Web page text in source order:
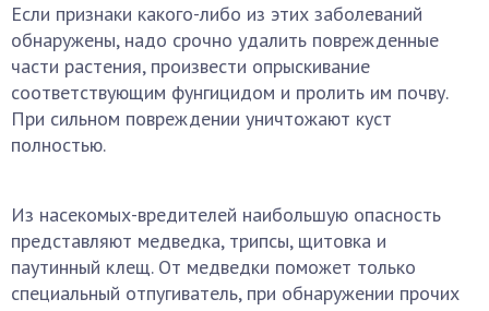
Если признаки какого-либо из этих заболеваний
обнаружены, надо срочно удалить поврежденные
части растения, произвести опрыскивание
соответствующим фунгицидом и пролить им почву.
При сильном повреждении уничтожают куст
полностью.
Из насекомых-вредителей наибольшую опасность
представляют медведка, трипсы, щитовка и
паутинный клещ. От медведки поможет только
специальный отпугиватель, при обнаружении прочих